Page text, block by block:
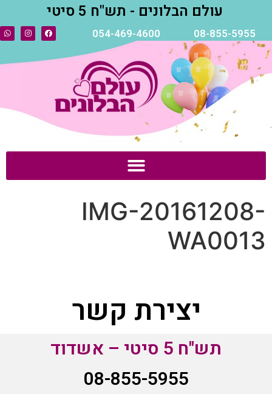
עולם הבלונים - תש"ח 5 סיטי
08-855-5955
054-469-4600
IMG-20161208-
WA0013
יצירת קשר
תש"ח 5 סיטי – אשדוד
08-855-5955